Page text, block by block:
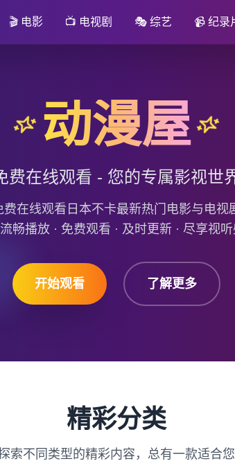
🎬 电影 📺 电视剧 🎭 综艺 📹 纪录
动漫屋
费在线观看 - 您的专属影视世
费在线观看日本不卡最新热门电影与电视
畅播放 · 免费观看 · 及时更新 · 尽享视
开始观看 了解更多
精彩分类
索不同类型的精彩内容，总有一款适合您